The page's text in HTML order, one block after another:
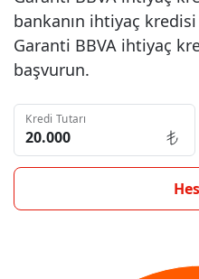
bankanın ihtiyaç
Garanti BBVA ihtiyaç
başvurun.
Kredi Tutarı